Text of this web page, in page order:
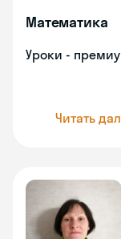
Математика
Уроки -
Читать